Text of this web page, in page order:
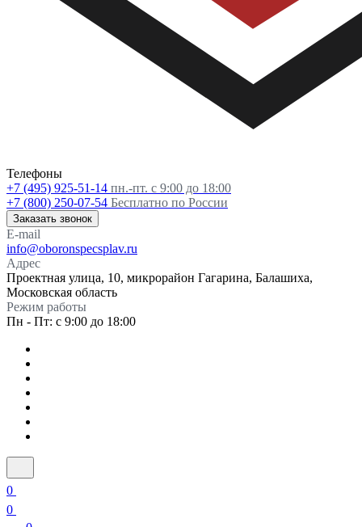
Телефоны
+7 (495) 925-51-14 пн.-пт. с 9:00 до 18:00
+7 (800) 250-07-54 Бесплатно по России
Заказать звонок
E-mail
info@oboronspecsplav.ru
Адрес
Проектная улица, 10, микрорайон Гагарина, Балашиха,
Московская область
Режим работы
Пн - Пт: с 9:00 до 18:00
0
0